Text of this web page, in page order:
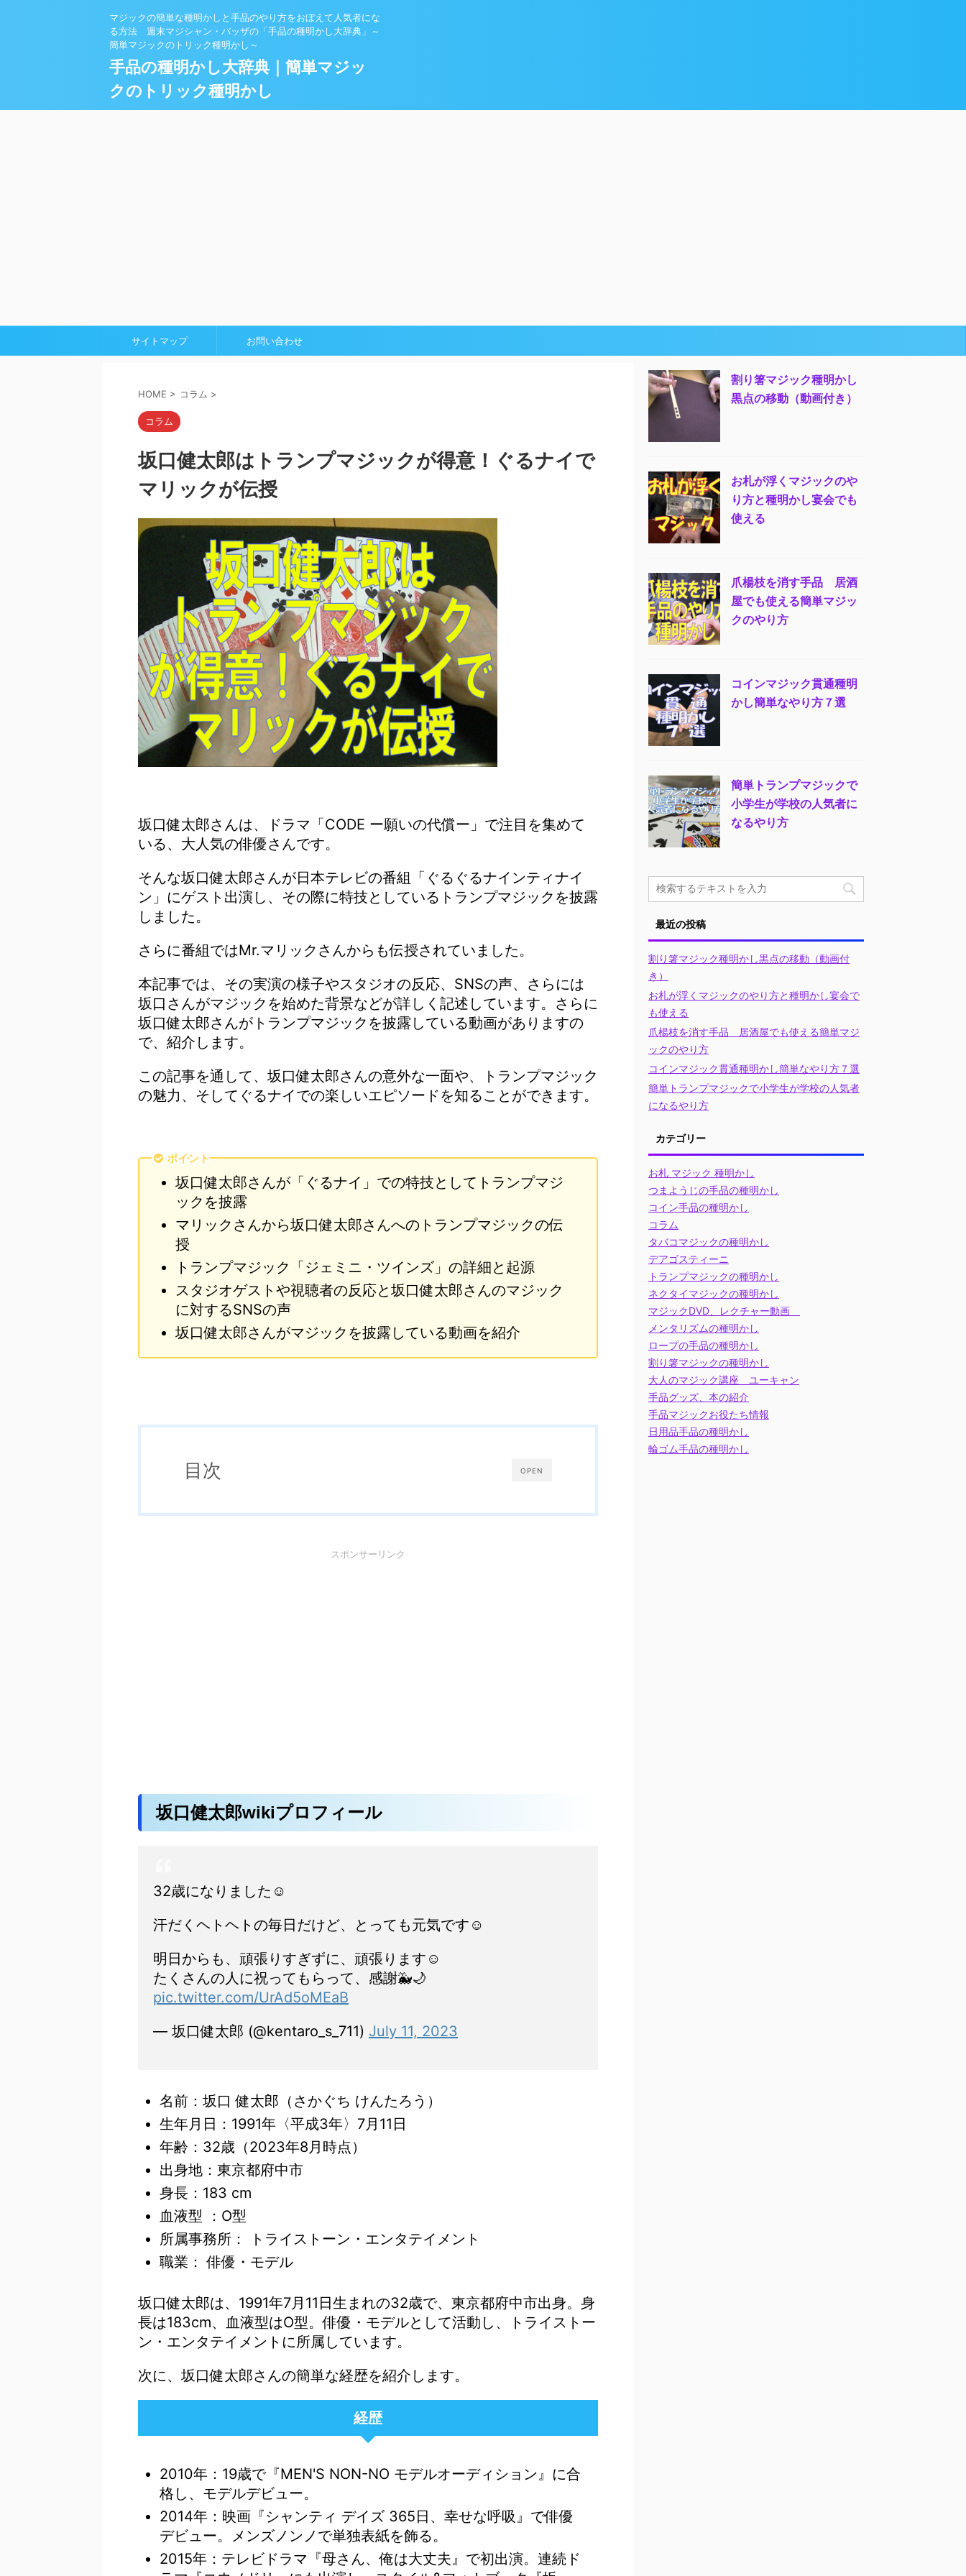
マジックの簡単な種明かしと手品のやり方をおぼえて人気者にな
る方法 週末マジシャン・バッザの「手品の種明かし大辞典」～
簡単マジックのトリック種明かし～
手品の種明かし大辞典｜簡単マジッ
クのトリック種明かし
サイトマップ お問い合わせ
HOME > コラム >
コラム
坂口健太郎はトランプマジックが得意！ぐるナイで
マリックが伝授
坂口健太郎さんは、ドラマ「CODE ー願いの代償ー」で注目を集めて
いる、大人気の俳優さんです。
そんな坂口健太郎さんが日本テレビの番組「ぐるぐるナインティナイ
ン」にゲスト出演し、その際に特技としているトランプマジックを披露
しました。
さらに番組ではMr.マリックさんからも伝授されていました。
本記事では、その実演の様子やスタジオの反応、SNSの声、さらには
坂口さんがマジックを始めた背景などが詳しく記述しています。さらに
坂口健太郎さんがトランプマジックを披露している動画がありますの
で、紹介します。
この記事を通して、坂口健太郎さんの意外な一面や、トランプマジック
の魅力、そしてぐるナイでの楽しいエピソードを知ることができます。
ポイント
坂口健太郎さんが「ぐるナイ」での特技としてトランプマジ
ックを披露
マリックさんから坂口健太郎さんへのトランプマジックの伝
授
トランプマジック「ジェミニ・ツインズ」の詳細と起源
スタジオゲストや視聴者の反応と坂口健太郎さんのマジック
に対するSNSの声
坂口健太郎さんがマジックを披露している動画を紹介
OPEN
目次
スポンサーリンク
坂口健太郎wikiプロフィール
32歳になりました☺︎
汗だくヘトヘトの毎日だけど、とっても元気です☺️
明日からも、頑張りすぎずに、頑張ります☺︎
たくさんの人に祝ってもらって、感謝🐳🌙
pic.twitter.com/UrAd5oMEaB
— 坂口健太郎 (@kentaro_s_711) July 11, 2023
名前：坂口 健太郎（さかぐち けんたろう）
生年月日：1991年〈平成3年〉7月11日
年齢：32歳（2023年8月時点）
出身地：東京都府中市
身長：183 cm
血液型 ：O型
所属事務所： トライストーン・エンタテイメント
職業： 俳優・モデル
坂口健太郎は、1991年7月11日生まれの32歳で、東京都府中市出身。身
長は183cm、血液型はO型。俳優・モデルとして活動し、トライストー
ン・エンタテイメントに所属しています。
次に、坂口健太郎さんの簡単な経歴を紹介します。
経歴
2010年：19歳で『MEN'S NON-NO モデルオーディション』に合
格し、モデルデビュー。
2014年：映画『シャンティ デイズ 365日、幸せな呼吸』で俳優
デビュー。メンズノンノで単独表紙を飾る。
2015年：テレビドラマ『母さん、俺は大丈夫』で初出演。連続ド
割り箸マジック種明かし
黒点の移動（動画付き）
お札が浮くマジックのや
り方と種明かし宴会でも
使える
爪楊枝を消す手品 居酒
屋でも使える簡単マジッ
クのやり方
コインマジック貫通種明
かし簡単なやり方７選
簡単トランプマジックで
小学生が学校の人気者に
なるやり方
最近の投稿
割り箸マジック種明かし黒点の移動（動画付
き）
お札が浮くマジックのやり方と種明かし宴会で
も使える
爪楊枝を消す手品 居酒屋でも使える簡単マジ
ックのやり方
コインマジック貫通種明かし簡単なやり方７選
簡単トランプマジックで小学生が学校の人気者
になるやり方
カテゴリー
お札 マジック 種明かし
つまようじの手品の種明かし
コイン手品の種明かし
コラム
タバコマジックの種明かし
デアゴスティーニ
トランプマジックの種明かし
ネクタイマジックの種明かし
マジックDVD、レクチャー動画
メンタリズムの種明かし
ロープの手品の種明かし
割り箸マジックの種明かし
大人のマジック講座 ユーキャン
手品グッズ、本の紹介
手品マジックお役たち情報
日用品手品の種明かし
輪ゴム手品の種明かし